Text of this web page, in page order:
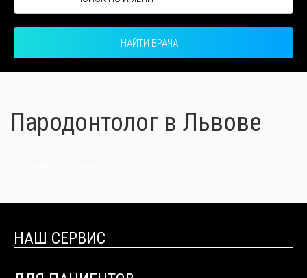
НАЙТИ ВРАЧА
Пародонтолог в Львове
НАШ СЕРВИС